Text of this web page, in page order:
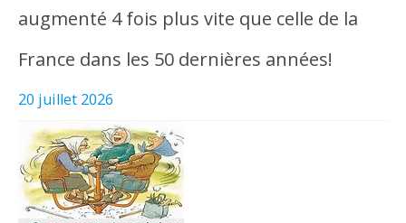
augmenté 4 fois plus vite que celle de la
France dans les 50 dernières années!
20 juillet 2026